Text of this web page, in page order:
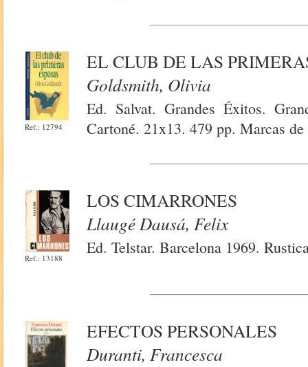
Ref.: 12794
EL CLUB DE LAS
Goldsmith, Olivia
Ed. Salvat. Grandes Éxitos.
Cartoné. 21x13. 479 pp. Marcas de
Ref.: 13188
LOS CIMARRONES
Llaugé Dausá, Felix
Ed. Telstar. Barcelona 1969.
EFECTOS PERSONALES
Duranti, Francesca